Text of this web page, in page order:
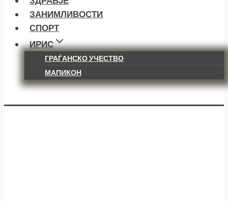
ЗАНИМЛИВОСТИ
СПОРТ
ИРИС
ГРАЃАНСКО УЧЕСТВО
МАПИКОН